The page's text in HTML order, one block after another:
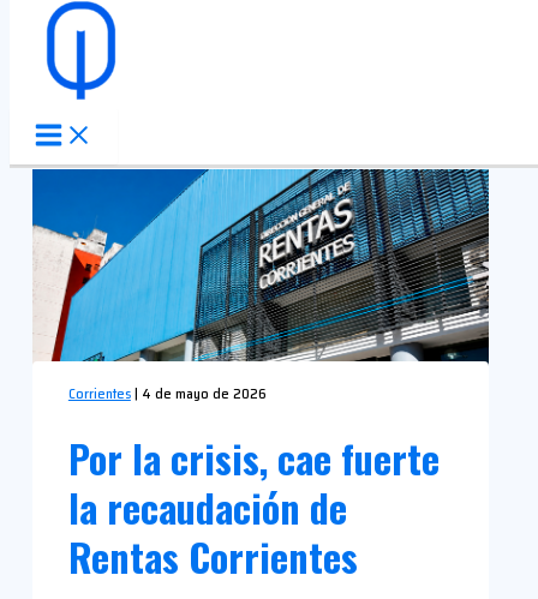
Ir al contenido
Corrientes| 4 de mayo de 2026
Por la crisis, cae fuerte
la recaudación de
Rentas Corrientes